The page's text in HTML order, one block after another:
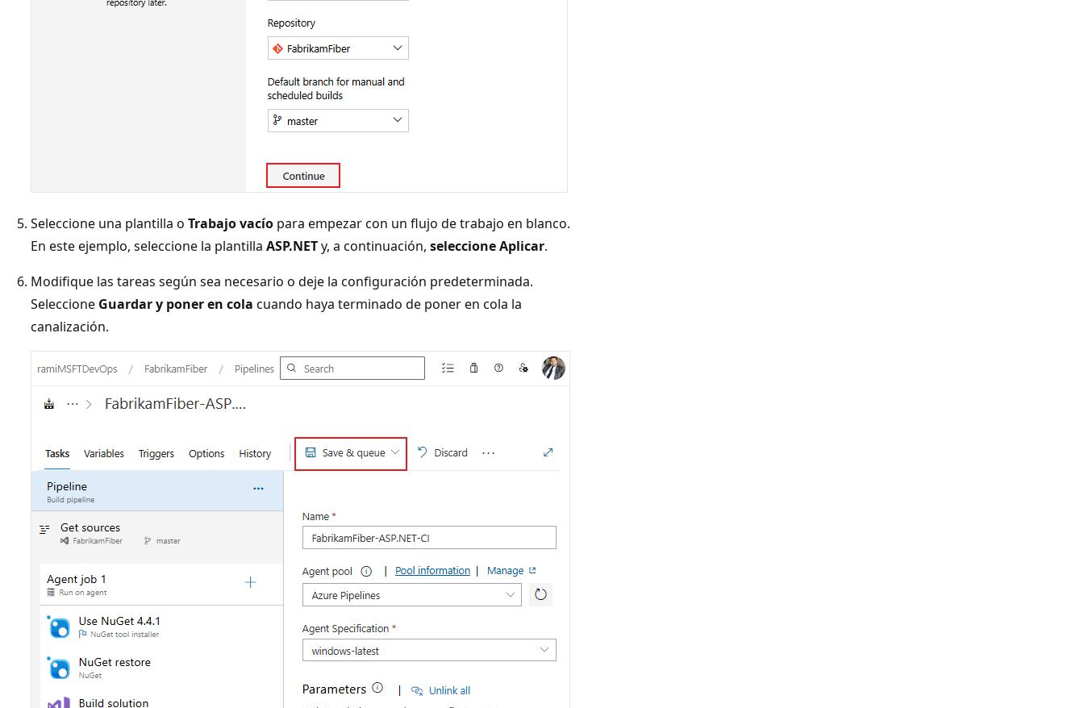
Seleccione una plantilla o Trabajo vacío para empezar con un flujo de trabajo en blanco.
En este ejemplo, seleccione la plantilla ASP.NETy, a continuación, seleccione Aplicar.
Modifique las tareas según sea necesario o deje la configuración predeterminada.
Seleccione Guardar y poner en cola cuando haya terminado de poner en cola la
canalización.